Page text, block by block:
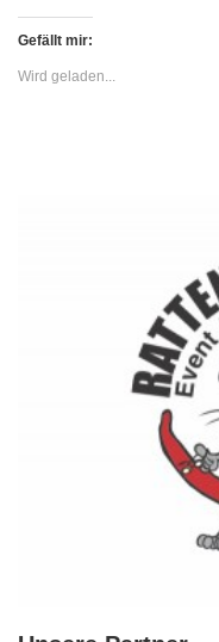
Gefällt mir:
Wird geladen...